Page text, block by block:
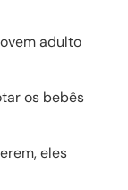
adulto
os bebês
eles